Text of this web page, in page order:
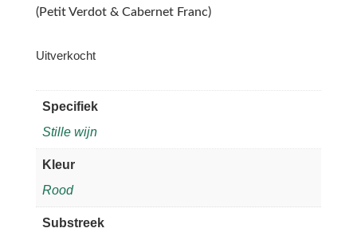
(Petit Verdot & Cabernet Franc)
Uitverkocht
Specifiek
Stille wijn
Kleur
Rood
Substreek